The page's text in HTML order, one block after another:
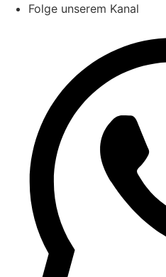
Zum
Folge unserem Kanal